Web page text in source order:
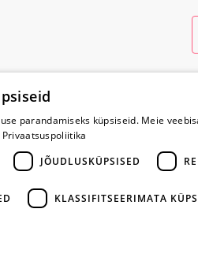
Meist
Koostöö
Tagasiside
Erootiline ajakiri
parandamiseks küpsiseid. Meie
Privaatsuspoliitika
JÕUDLUSKÜPSISED
KLASSIFITSEERIMATA